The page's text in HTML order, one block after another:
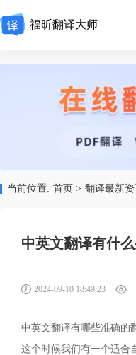
福昕翻译大师
当前位置: 首页 > 翻译最新资
中英文翻译有什
2024-09-10 18:49:23
中英文翻译有哪些准确的
这个时候我们有一个适合